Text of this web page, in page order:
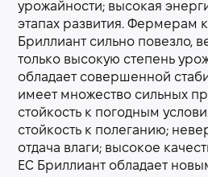
урожайности; высокая
этапах развития. Фермерам
Бриллиант сильно повезло,
только высокую степень
обладает совершенной
имеет множество сильных
стойкость к погодным
стойкость к полеганию;
отдача влаги; высокое
ЕС Бриллиант обладает